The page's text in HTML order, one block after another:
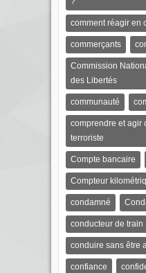
comment réagir en
commerçants
Commission
des Libertés
communauté
comprendre et agir
terroriste
Compte bancaire
Compteur
condamné
conducteur de train
conduire sans être
confiance